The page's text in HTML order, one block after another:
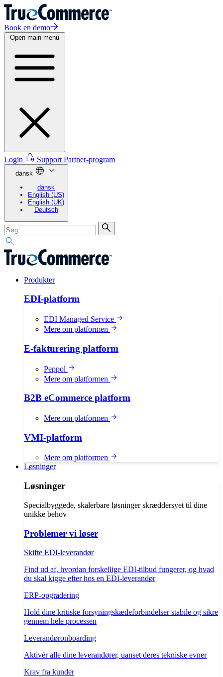
Book en demo
Open main menu
Login Support Partner-program
dansk
dansk
English (US)
English (UK)
Deutsch
Produkter
EDI-platform
EDI Managed Service
Mere om platformen
E-fakturering platform
Peppol
Mere om platformen
B2B eCommerce platform
Mere om platformen
VMI-platform
Mere om platformen
Løsninger
Løsninger
Specialbyggede, skalerbare løsninger skræddersyet til dine
unikke behov
Problemer vi løser
Skifte EDI-leverandør
Find ud af, hvordan forskellige EDI-tilbud fungerer, og hvad
du skal kigge efter hos en EDI-leverandør
ERP-opgradering
Hold dine kritiske forsyningskædeforbindelser stabile og sikre
gennem hele processen
Leverandøronboarding
Aktivér alle dine leverandører, uanset deres tekniske evner
Krav fra kunder